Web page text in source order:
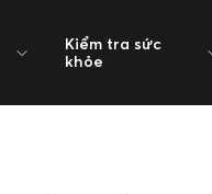
Kiểm tra sức
khỏe